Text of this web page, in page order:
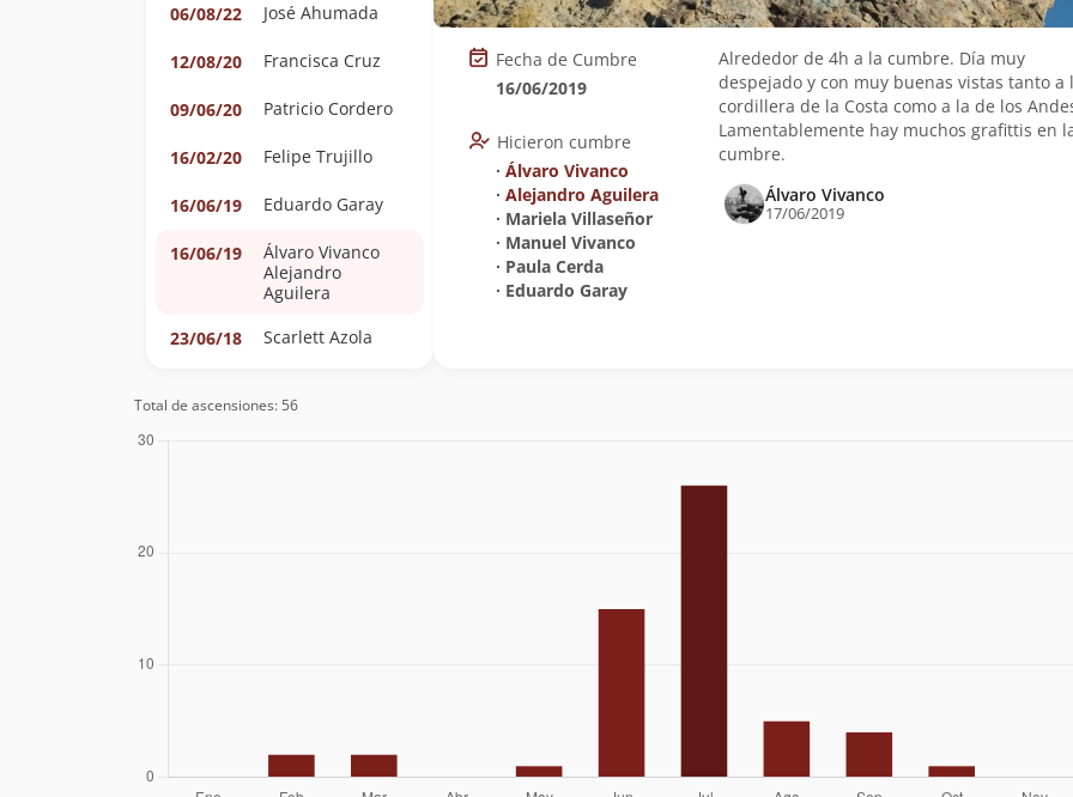
06/08/22 José Ahumada
12/08/20 Francisca Cruz
09/06/20 Patricio Cordero
16/02/20 Felipe Trujillo
16/06/19 Eduardo Garay
16/06/19
Álvaro Vivanco
Alejandro
Aguilera
23/06/18
Scarlett Azola
Fecha de Cumbre
16/06/2019
Hicieron cumbre
∙ Álvaro Vivanco
∙ Alejandro Aguilera
∙ Mariela Villaseñor
∙ Manuel Vivanco
∙ Paula Cerda
∙ Eduardo Garay
Alrededor de 4h a la cumbre. Día muy
despejado y con muy buenas vistas tanto a
cordillera de la Costa como a la de los
Lamentablemente hay muchos grafittis en
cumbre.
Álvaro Vivanco
17/06/2019
Total de ascensiones: 56